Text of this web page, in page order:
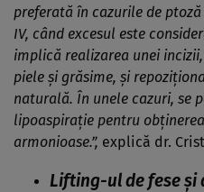
preferată în cazurile de
IV, când excesul este
implică realizarea unei
piele și grăsime, și
naturală. În unele cazuri, se
lipoaspirație pentru
armonioase.”, explică dr.
Lifting-ul de fese și